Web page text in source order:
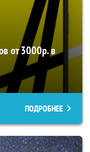
от 3000р. в
ПОДРОБНЕЕ